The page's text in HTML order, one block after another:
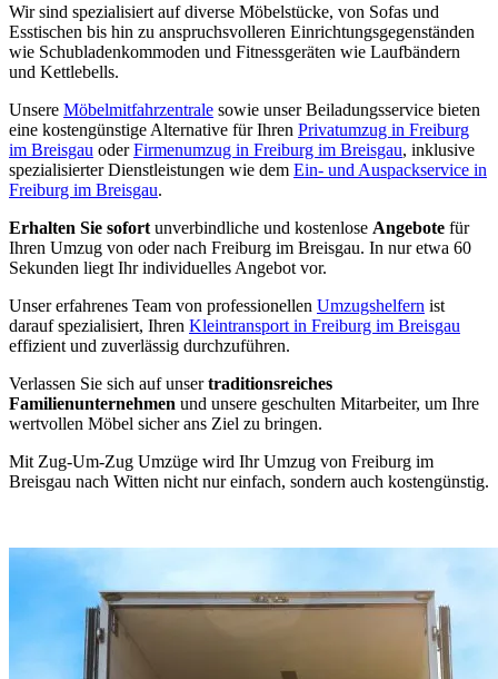
Wir sind spezialisiert auf diverse Möbelstücke, von Sofas und
Esstischen bis hin zu anspruchsvolleren Einrichtungsgegenständen
wie Schubladenkommoden und Fitnessgeräten wie Laufbändern
und Kettlebells.
Unsere Möbelmitfahrzentrale sowie unser Beiladungsservice bieten
eine kostengünstige Alternative für Ihren Privatumzug in Freiburg
im Breisgau oderFirmenumzug in Freiburg im Breisgau, inklusive
spezialisierter Dienstleistungen wie dem Ein- und Auspackservice in
Freiburg im Breisgau.
Erhalten Sie sofort unverbindliche und kostenlose Angebote für
Ihren Umzug von oder nach Freiburg im Breisgau. In nur etwa 60
Sekunden liegt Ihr individuelles Angebot vor.
Unser erfahrenes Team von professionellen Umzugshelfern ist
darauf spezialisiert, Ihren Kleintransport in Freiburg im Breisgau
effizient und zuverlässig durchzuführen.
Verlassen Sie sich auf unsertraditionsreiches
Familienunternehmen und unsere geschulten Mitarbeiter, um Ihre
wertvollen Möbel sicher ans Ziel zu bringen.
Mit Zug-Um-Zug Umzüge wird Ihr Umzug von Freiburg im
Breisgau nach Witten nicht nur einfach, sondern auch kostengünstig.